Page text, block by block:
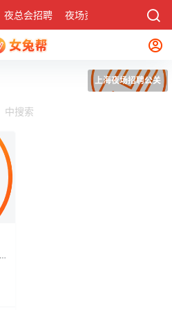
夜总会招聘 夜场资讯 社区
上海夜场招聘公关